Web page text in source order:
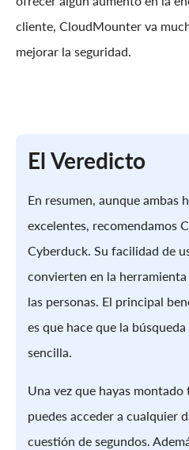
cliente, CloudMounter va
mejorar la seguridad.
El Veredicto
En resumen, aunque ambas
excelentes, recomendamos
Cyberduck. Su facilidad de
convierten en la
las personas. El principal
es que hace que la
sencilla.
Una vez que hayas
puedes acceder a cualquier
cuestión de segundos.